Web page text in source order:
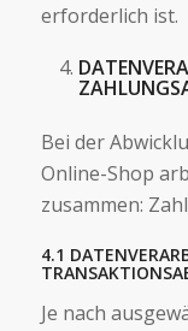
erforderlich ist.
Bei der
Online-Shop
zusammen:
4.1
Je nach